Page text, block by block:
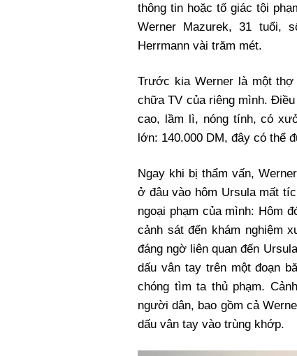
thông tin hoặc tố giác tội
Werner Mazurek, 31 tuổi,
Herrmann vài trăm mét.
Trước kia Werner là một
chữa TV của riêng mình.
cao, lầm lì, nóng tính, có
lớn: 140.000 DM, đây có thể
Ngay khi bị thẩm vấn,
ở đâu vào hôm Ursula mất
ngoại phạm của mình: Hôm
cảnh sát đến khám nghiệm
đáng ngờ liên quan đến
dấu vân tay trên một đoạn
chóng tìm ta thủ phạm.
người dân, bao gồm cả
dấu vân tay vào trùng khớp.